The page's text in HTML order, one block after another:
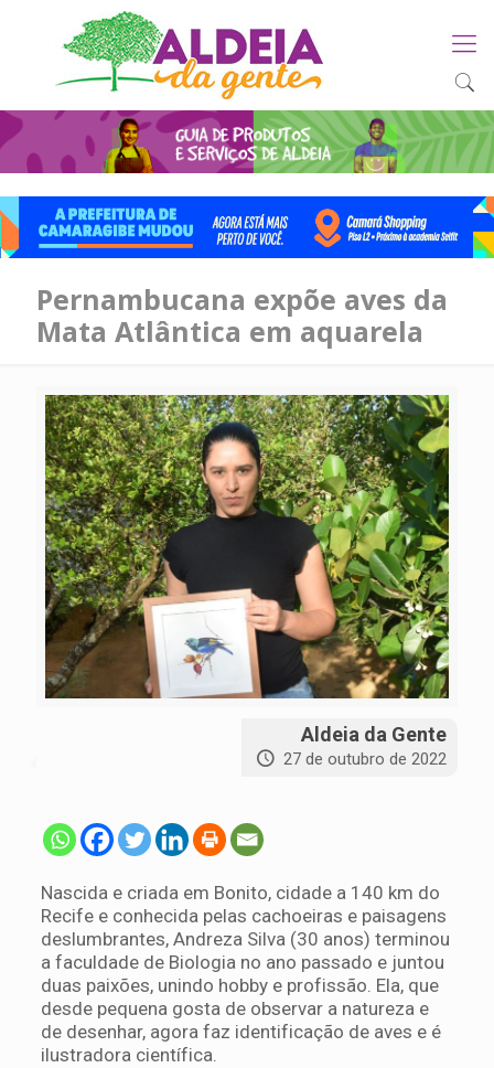
Pernambucana expõe aves da
Mata Atlântica em aquarela
Aldeia da Gente
27 de outubro de 2022
Nascida e criada em Bonito, cidade a 140 km do
Recife e conhecida pelas cachoeiras e paisagens
deslumbrantes, Andreza Silva (30 anos) terminou
a faculdade de Biologia no ano passado e juntou
duas paixões, unindo hobby e profissão. Ela, que
desde pequena gosta de observar a natureza e
de desenhar, agora faz identificação de aves e é
ilustradora científica.